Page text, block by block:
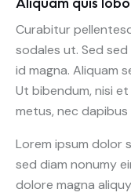
Curabitur
sodales ut. Sed
id magna. Aliquam
Ut bibendum, nisi
metus, nec
Lorem ipsum dolor
sed diam nonumy
dolore magna